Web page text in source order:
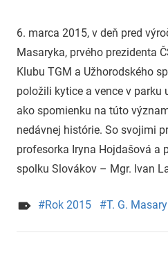
6. marca 2015, v deň pred
Masaryka, prvého prezidenta
Klubu TGM a Užhorodského
položili kytice a vence v parku
ako spomienku na túto
nedávnej histórie. So svojimi
profesorka Iryna Hojdašová a
spolku Slovákov – Mgr. Ivan
Rok 2015 T. G.